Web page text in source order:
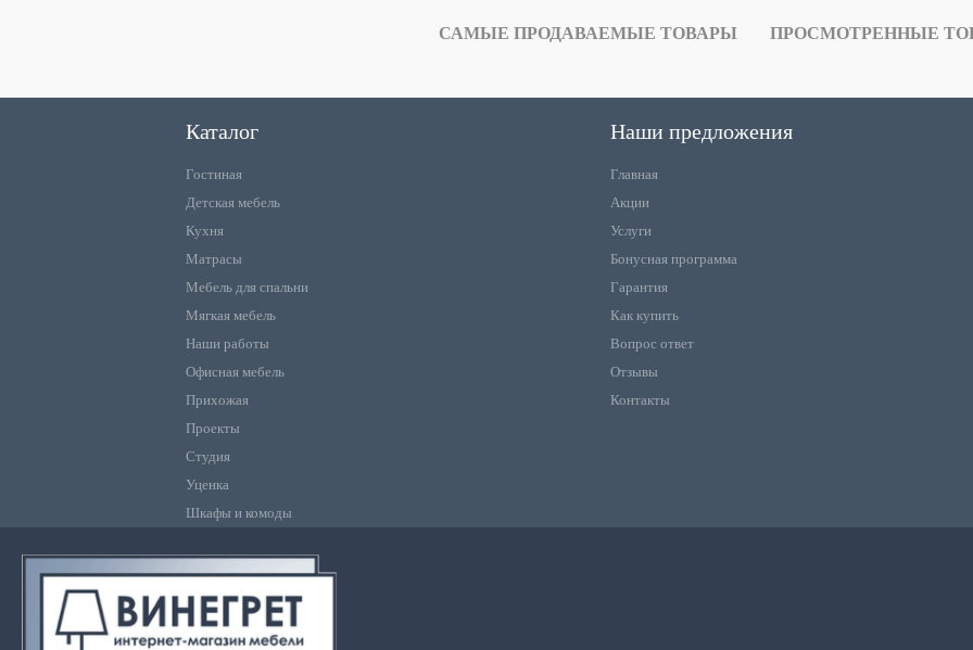
САМЫЕ ПРОДАВАЕМЫЕ ТОВАРЫ ПРОСМОТРЕННЫЕ
Каталог
Гостиная
Детская мебель
Кухня
Матрасы
Мебель для спальни
Мягкая мебель
Наши работы
Офисная мебель
Прихожая
Проекты
Студия
Уценка
Шкафы и комоды
Наши предложения
Главная
Акции
Услуги
Бонусная программа
Гарантия
Как купить
Вопрос ответ
Отзывы
Контакты